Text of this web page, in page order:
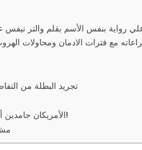
تجريد البطلة من
الأمريكان جامدين أخر حاجة، جامدين لدرجة تعصب احياناً!
مش